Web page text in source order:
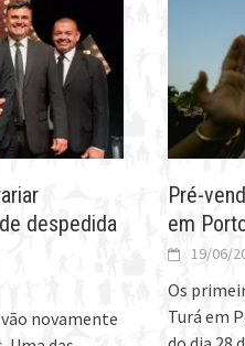
despedida
novamente
Pré-
em
19/06/
Os
Turá em